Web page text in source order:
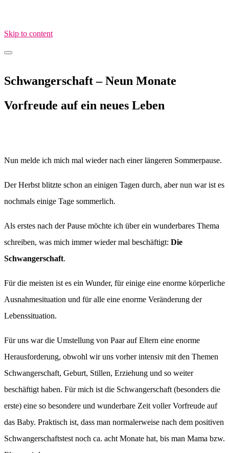
Skip to content
Schwangerschaft – Neun Monate
Vorfreude auf ein neues Leben
Nun melde ich mich mal wieder nach einer längeren Sommerpause.
Der Herbst blitzte schon an einigen Tagen durch, aber nun war ist es
nochmals einige Tage sommerlich.
Als erstes nach der Pause möchte ich über ein wunderbares Thema
schreiben, was mich immer wieder mal beschäftigt: Die
Schwangerschaft.
Für die meisten ist es ein Wunder, für einige eine enorme körperliche
Ausnahmesituation und für alle eine enorme Veränderung der
Lebenssituation.
Für uns war die Umstellung von Paar auf Eltern eine enorme
Herausforderung, obwohl wir uns vorher intensiv mit den Themen
Schwangerschaft, Geburt, Stillen, Erziehung und so weiter
beschäftigt haben. Für mich ist die Schwangerschaft (besonders die
erste) eine so besondere und wunderbare Zeit voller Vorfreude auf
das Baby. Praktisch ist, dass man normalerweise nach dem positiven
Schwangerschaftstest noch ca. acht Monate hat, bis man Mama bzw.